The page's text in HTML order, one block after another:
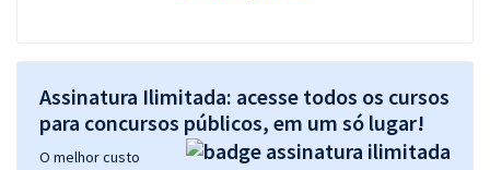
Assinatura Ilimitada: acesse todos os cursos
para concursos públicos, em um só lugar!
O melhor custo